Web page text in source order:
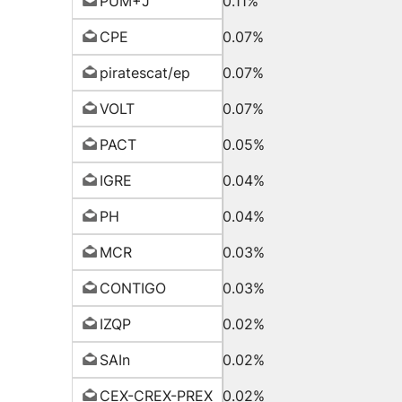
CPE
0.07%
piratescat/ep
0.07%
VOLT
0.07%
PACT
0.05%
IGRE
0.04%
PH
0.04%
MCR
0.03%
CONTIGO
0.03%
IZQP
0.02%
SAIn
0.02%
CEX-CREX-PREX 0.02%